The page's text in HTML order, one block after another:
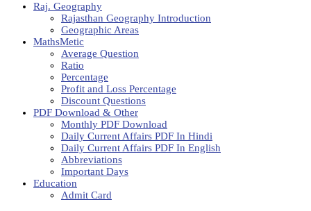
Raj. Geography
Rajasthan Geography Introduction
Geographic Areas
MathsMetic
Average Question
Ratio
Percentage
Profit and Loss Percentage
Discount Questions
PDF Download & Other
Monthly PDF Download
Daily Current Affairs PDF In Hindi
Daily Current Affairs PDF In English
Abbreviations
Important Days
Education
Admit Card